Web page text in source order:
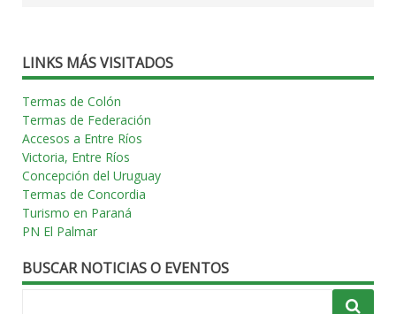
LINKS MÁS VISITADOS
Termas de Colón
Termas de Federación
Accesos a Entre Ríos
Victoria, Entre Ríos
Concepción del Uruguay
Termas de Concordia
Turismo en Paraná
PN El Palmar
BUSCAR NOTICIAS O EVENTOS